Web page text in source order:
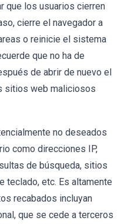
que los usuarios cierren
cierre el navegador a
o reinicie el sistema
que no ha de
de abrir de nuevo el
sitios web maliciosos
no deseados
como direcciones IP,
de búsqueda, sitios
teclado, etc. Es altamente
recabados incluyan
que se cede a terceros